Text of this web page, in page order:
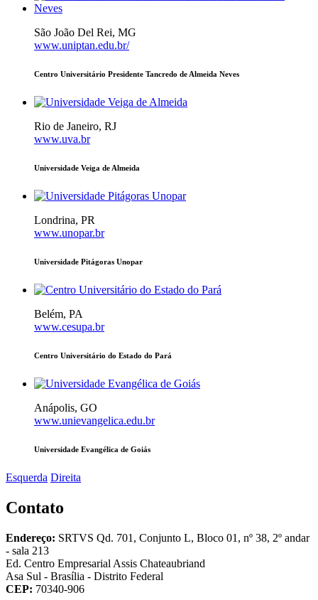
São João Del Rei, MG
www.uniptan.edu.br/
Centro Universitário Presidente Tancredo de Almeida Neves
Rio de Janeiro, RJ
www.uva.br
Universidade Veiga de Almeida
Londrina, PR
www.unopar.br
Universidade Pitágoras Unopar
Belém, PA
www.cesupa.br
Centro Universitário do Estado do Pará
Anápolis, GO
www.unievangelica.edu.br
Universidade Evangélica de Goiás
Esquerda Direita
Contato
Endereço: SRTVS Qd. 701, Conjunto L, Bloco 01, nº 38, 2º andar
- sala 213
Ed. Centro Empresarial Assis Chateaubriand
Asa Sul - Brasília - Distrito Federal
CEP: 70340-906